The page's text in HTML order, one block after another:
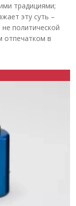
традициями;
эту суть –
политической
отпечатком в